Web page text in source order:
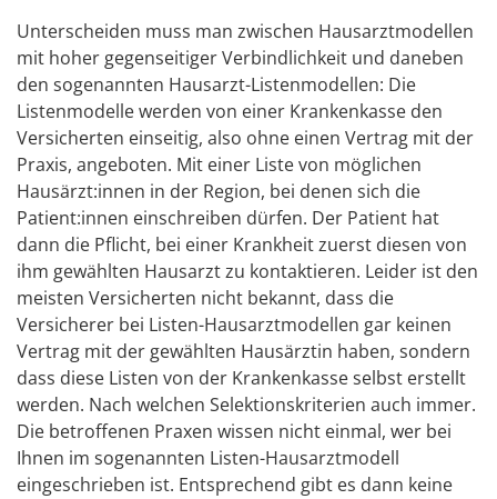
Unterscheiden muss man zwischen Hausarztmodellen
mit hoher gegenseitiger Verbindlichkeit und daneben
den sogenannten Hausarzt-Listenmodellen: Die
Listenmodelle werden von einer Krankenkasse den
Versicherten einseitig, also ohne einen Vertrag mit der
Praxis, angeboten. Mit einer Liste von möglichen
Hausärzt:innen in der Region, bei denen sich die
Patient:innen einschreiben dürfen. Der Patient hat
dann die Pflicht, bei einer Krankheit zuerst diesen von
ihm gewählten Hausarzt zu kontaktieren. Leider ist den
meisten Versicherten nicht bekannt, dass die
Versicherer bei Listen-Hausarztmodellen gar keinen
Vertrag mit der gewählten Hausärztin haben, sondern
dass diese Listen von der Krankenkasse selbst erstellt
werden. Nach welchen Selektionskriterien auch immer.
Die betroffenen Praxen wissen nicht einmal, wer bei
Ihnen im sogenannten Listen-Hausarztmodell
eingeschrieben ist. Entsprechend gibt es dann keine